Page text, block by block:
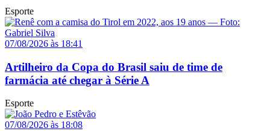
Esporte
07/08/2026 às 18:41
Artilheiro da Copa do Brasil saiu de time de
farmácia até chegar à Série A
Esporte
07/08/2026 às 18:08